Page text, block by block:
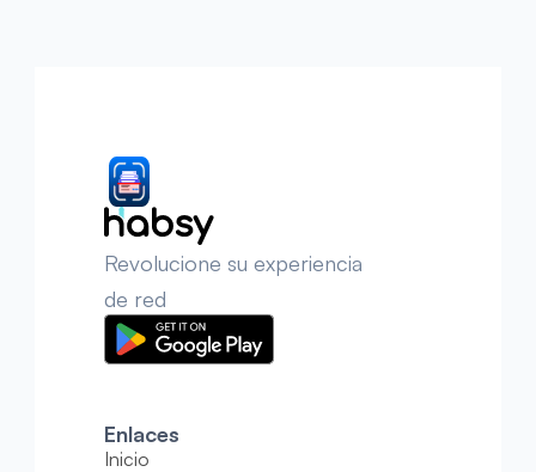
Revolucione su experiencia
de red
Enlaces
Inicio